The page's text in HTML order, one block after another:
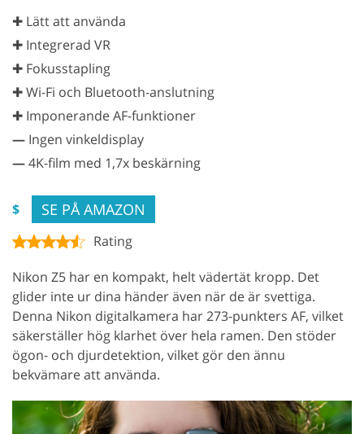
✚ Lätt att använda
✚ Integrerad VR
✚ Fokusstapling
✚ Wi-Fi och Bluetooth-anslutning
✚ Imponerande AF-funktioner
— Ingen vinkeldisplay
—4K-film med 1,7x beskärning
$ SE PÅ AMAZON
Rating
Nikon Z5 har en kompakt, helt vädertät kropp. Det
glider inte ur dina händer även när de är svettiga.
Denna Nikon digitalkamera har 273-punkters AF, vilket
säkerställer hög klarhet över hela ramen. Den stöder
ögon- och djurdetektion, vilket gör den ännu
bekvämare att använda.